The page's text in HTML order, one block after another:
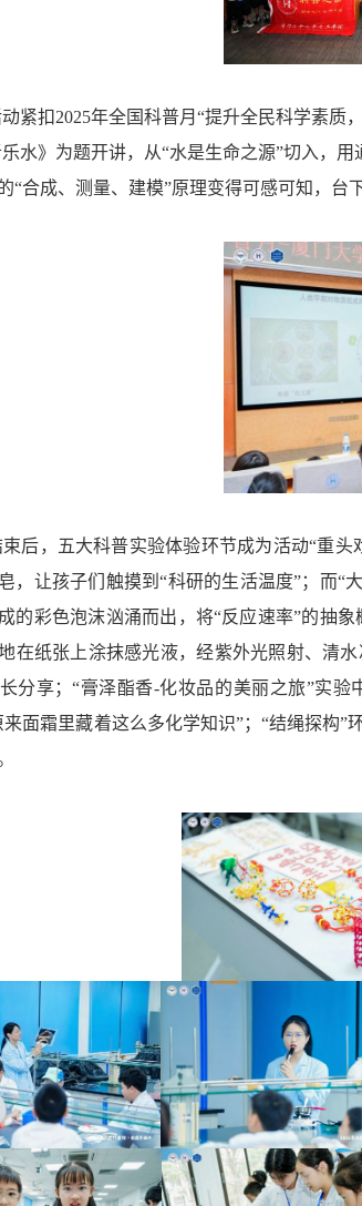
紧扣2025年全国科普月“提升全民科学素
水》为题开讲，从“水是生命之源”切入，
“合成、测量、建模”原理变得可感可知，台
后，五大科普实验体验环节成为活动“重
，让孩子们触摸到“科研的生活温度”；而“
的彩色泡沫汹涌而出，将“反应速率”的抽
在纸张上涂抹感光液，经紫外光照射、清
分享；“膏泽酯香-化妆品的美丽之旅”实
来面霜里藏着这么多化学知识”；“结绳探构